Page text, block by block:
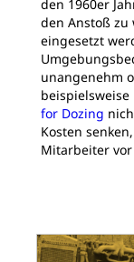
den 1960er
den Anstoß
eingesetzt
unangenehm
for Dozing
Kosten
Mitarbeiter